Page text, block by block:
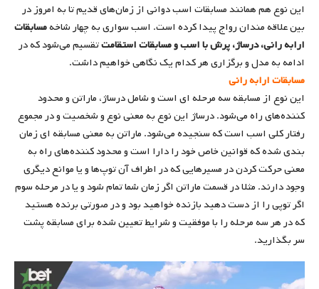
این نوع هم همانند مسابقات اسب دوانی از زمان‌های قدیم تا به امروز در
بین علاقه مندان رواج پیدا کرده است. اسب سواری به چهار شاخهمسابقات
ارابه ‌رانی، درساژ، پرش با اسب و مسابقات استقامتتقسیم می‌شود که در
ادامه به مدل و برگزاری هر کدام یک نگاهی خواهیم داشت.
مسابقات ارابه رانی
این نوع از مسابقه سه مرحله ای است و شامل درساژ، ماراتن و محدود
کننده‌های راه می‌شود. درساژ این نوع به معنی نوع و شخصیت و در مجموع
رفتار کلی اسب است که سنجیده می‌شود. ماراتن به معنی مسابقه ای زمان
بندی شده که قوانین خاص خود را دارا است و محدود کننده‌های راه به
معنی حرکت کردن در مسیرهایی که در اطراف آن توپ‌ها و یا موانع دیگری
وجود دارند. مثلا در قسمت ماراتن اگر زمان شما تمام شود و یا در مرحله سوم
اگر توپی را از دست دهید بازنده خواهید بود و در صورتی برنده هستید
که در هر سه مرحله را با موفقیت و شرایط تعیین شده برای مسابقه پشت
سر بگذارید.